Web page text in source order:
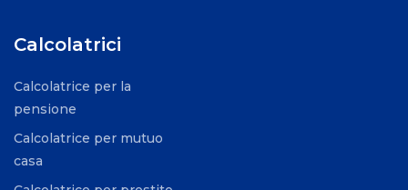
Calcolatrici
Calcolatrice per la
pensione
Calcolatrice per mutuo
casa